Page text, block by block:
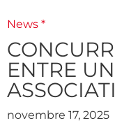
News *
ENTRE
novembre 17, 2025